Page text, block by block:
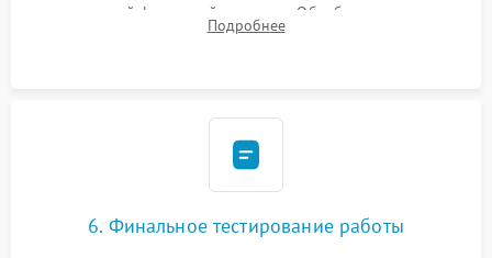
надежной фиксацией хомутами. Обработка стыков
герметиком для предотвращения возможных протечек воды.
Подробнее
6. Финальное тестирование работы